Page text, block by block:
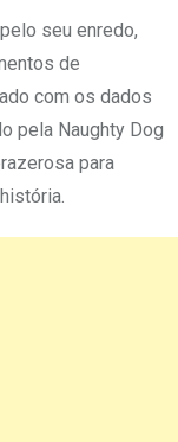
seu enredo,
de
com os dados
pela Naughty Dog
para